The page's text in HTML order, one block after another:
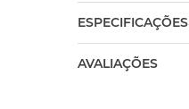
ESPECIFICAÇÕES
AVALIAÇÕES